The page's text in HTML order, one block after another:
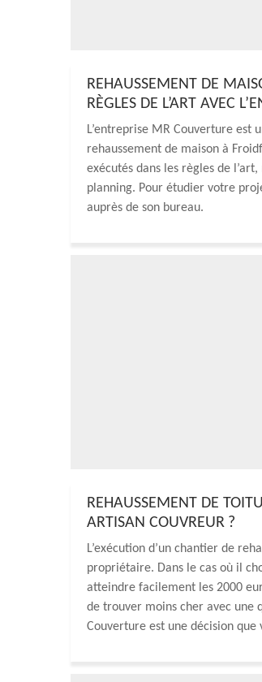
REHAUSSEMENT DE
RÈGLES DE L’ART AVEC
L’entreprise MR Couverture
rehaussement de maison à
exécutés dans les règles de
planning. Pour étudier votre
auprès de son bureau.
REHAUSSEMENT DE
ARTISAN COUVREUR ?
L’exécution d’un chantier de
propriétaire. Dans le cas où il
atteindre facilement les 2000
de trouver moins cher avec une
Couverture est une décision que